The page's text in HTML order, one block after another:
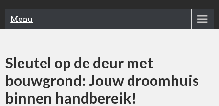
Menu
Sleutel op de deur met
bouwgrond: Jouw droomhuis
binnen handbereik!